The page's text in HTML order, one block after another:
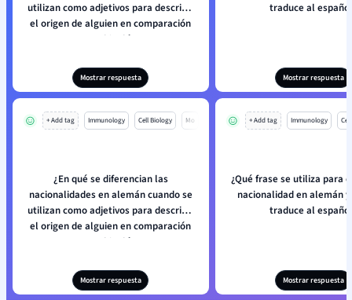
utilizan como adjetivos para describir
el origen de alguien en comparación
con el inglés?
Mostrar respuesta
traduce al
Mostrar respuesta
+ Add tag Immunology Cell Biology Mo
¿En qué se diferencian las
nacionalidades en alemán cuando se
utilizan como adjetivos para describir
el origen de alguien en comparación
con el inglés?
Mostrar respuesta
+ Add tag Immunology
¿Qué frase se utiliza para
nacionalidad en alemán
traduce al
Mostrar respuesta